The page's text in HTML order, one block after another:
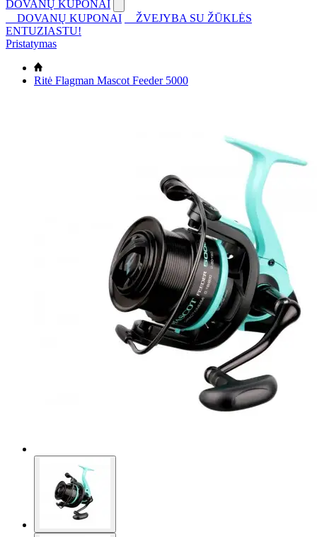
DOVANŲ KUPONAI
DOVANŲ KUPONAI
ŽVEJYBA SU ŽŪKLĖS
ENTUZIASTU!
Pristatymas
Ritė Flagman Mascot Feeder 5000